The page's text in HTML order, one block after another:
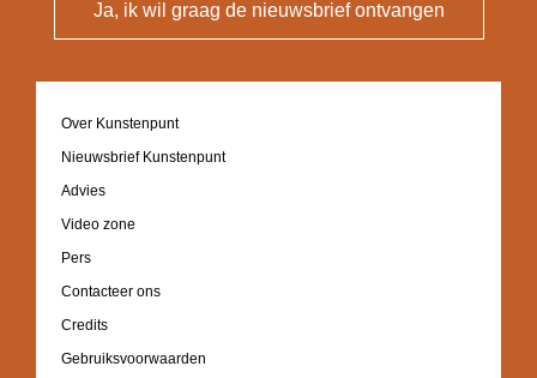
Ja, ik wil graag de nieuwsbrief ontvangen
Footer
navigation
Over Kunstenpunt
Nieuwsbrief Kunstenpunt
Advies
Video zone
Pers
Contacteer ons
Credits
Gebruiksvoorwaarden